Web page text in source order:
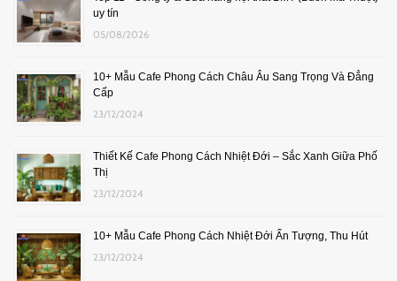
uy tín
05/08/2026
10+ Mẫu Cafe Phong Cách Châu Âu Sang Trọng Và Đẳng
Cấp
23/12/2024
Thiết Kế Cafe Phong Cách Nhiệt Đới – Sắc Xanh Giữa Phố
Thị
23/12/2024
10+ Mẫu Cafe Phong Cách Nhiệt Đới Ấn Tượng, Thu Hút
23/12/2024